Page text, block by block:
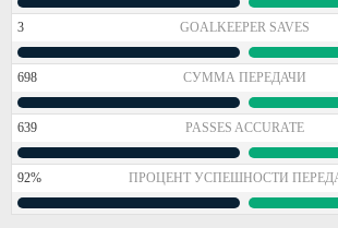
3 GOALKEEPER SAVES
698 СУММА ПЕРЕДАЧИ
639 PASSES ACCURATE
92% ПРОЦЕНТ УСПЕШНОСТИ